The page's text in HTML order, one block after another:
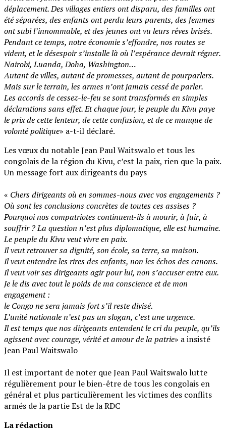
déplacement. Des villages entiers ont disparu, des familles ont
été séparées, des enfants ont perdu leurs parents, des femmes
ont subi l’innommable, et des jeunes ont vu leurs rêves brisés.
‎Pendant ce temps, notre économie s’effondre, nos routes se
vident, et le désespoir s’installe là où l’espérance devrait régner.
Nairobi, Luanda, Doha, Washington…
‎Autant de villes, autant de promesses, autant de pourparlers.
‎Mais sur le terrain, les armes n’ont jamais cessé de parler.
‎Les accords de cessez-le-feu se sont transformés en simples
déclarations sans effet. Et chaque jour, le peuple du Kivu paye
le prix de cette lenteur, de cette confusion, et de ce manque de
volonté politique» a-t-il déclaré.
Les vœux du notable Jean Paul Waitswalo et tous les
congolais de la région du Kivu, c’est la paix, rien que la paix.
Un message fort aux dirigeants du pays
‎« Chers dirigeants où en sommes-nous avec vos engagements ?
‎Où sont les conclusions concrètes de toutes ces assises ?
‎Pourquoi nos compatriotes continuent-ils à mourir, à fuir, à
souffrir ? La question n’est plus diplomatique, elle est humaine.
‎Le peuple du Kivu veut vivre en paix.
‎Il veut retrouver sa dignité, son école, sa terre, sa maison.
‎Il veut entendre les rires des enfants, non les échos des canons.
‎Il veut voir ses dirigeants agir pour lui, non s’accuser entre eux.
‎Je le dis avec tout le poids de ma conscience et de mon
engagement :
‎le Congo ne sera jamais fort s’il reste divisé.
‎L’unité nationale n’est pas un slogan, c’est une urgence.
‎Il est temps que nos dirigeants entendent le cri du peuple, qu’ils
agissent avec courage, vérité et amour de la patrie» a insisté
Jean Paul Waitswalo
‎Il est important de noter que Jean Paul Waitswalo lutte
régulièrement pour le bien-être de tous les congolais en
général et plus particulièrement les victimes des conflits
armés de la partie Est de la RDC
La rédaction